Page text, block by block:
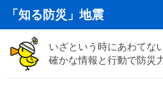
「知る防災」地震
いざという時にあわてな
確かな情報と行動で防災